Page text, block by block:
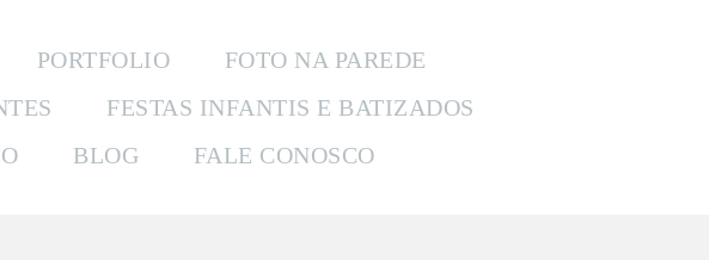
PORTFOLIO
FOTO NA PAREDE
FESTAS INFANTIS E BATIZADOS
BLOG FALE CONOSCO